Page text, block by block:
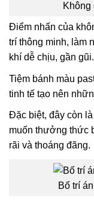
Không
Điểm nhấn của
trí thông minh, làm
khí dễ chịu, gần gũi.
Tiệm bánh màu
tinh tế tạo nên
Đặc biệt, đây còn
muốn thưởng thức
rãi và thoáng đãng.
Bố trí